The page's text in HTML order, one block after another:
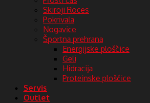
Skiroji Roces
Pokrivala
Nogavice
Športna prehrana
Energijske ploščice
Geli
Hidracija
Proteinske ploščice
Servis
Outlet